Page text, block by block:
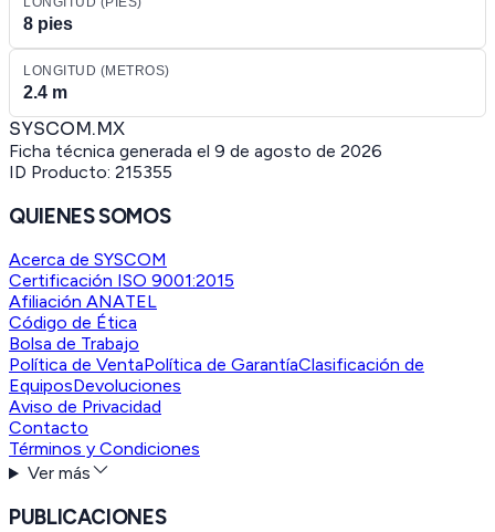
8 pies
LONGITUD (METROS)
2.4 m
SYSCOM.MX
Ficha técnica generada el 9 de agosto de 2026
ID Producto: 215355
QUIENES SOMOS
Acerca de SYSCOM
Certificación ISO 9001:2015
Afiliación ANATEL
Código de Ética
Bolsa de Trabajo
Política de VentaPolítica de GarantíaClasificación de
EquiposDevoluciones
Aviso de Privacidad
Contacto
Términos y Condiciones
Ver más
PUBLICACIONES